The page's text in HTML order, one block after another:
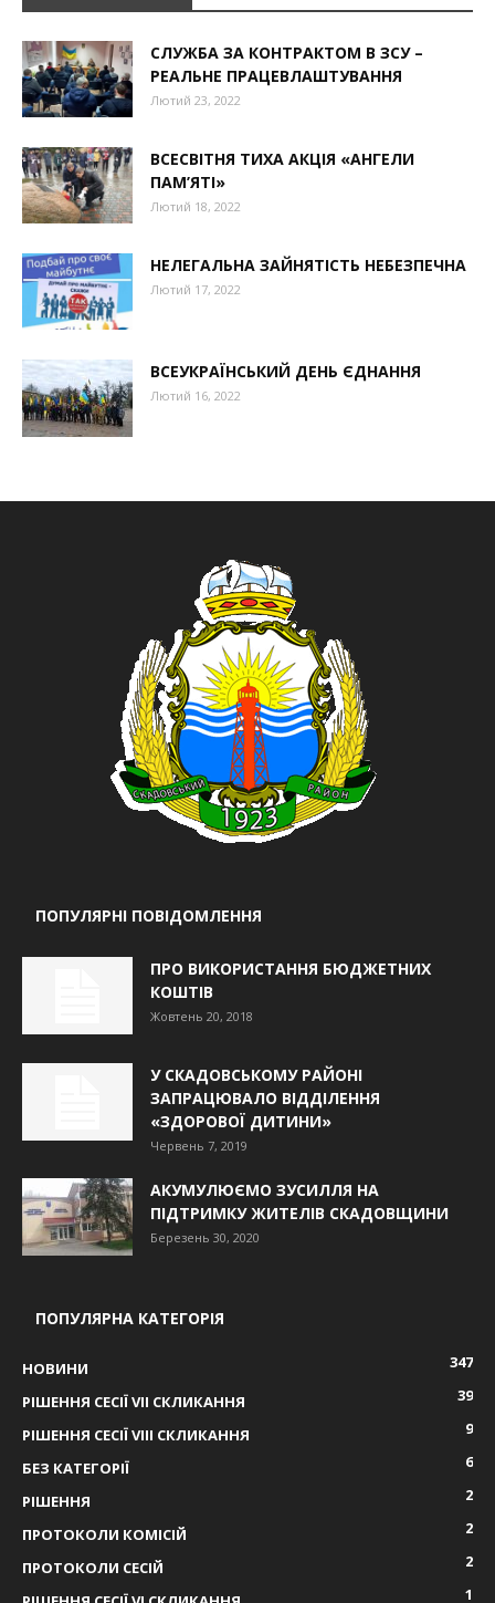
СЛУЖБА ЗА КОНТРАКТОМ В ЗСУ –
РЕАЛЬНЕ ПРАЦЕВЛАШТУВАННЯ
Лютий 23, 2022
ВСЕСВІТНЯ ТИХА АКЦІЯ «АНГЕЛИ
ПАМ’ЯТІ»
Лютий 18, 2022
НЕЛЕГАЛЬНА ЗАЙНЯТІСТЬ НЕБЕЗПЕЧНА
Лютий 17, 2022
ВСЕУКРАЇНСЬКИЙ ДЕНЬ ЄДНАННЯ
Лютий 16, 2022
ПОПУЛЯРНІ ПОВІДОМЛЕННЯ
ПРО ВИКОРИСТАННЯ БЮДЖЕТНИХ
КОШТІВ
Жовтень 20, 2018
У СКАДОВСЬКОМУ РАЙОНІ
ЗАПРАЦЮВАЛО ВІДДІЛЕННЯ
«ЗДОРОВОЇ ДИТИНИ»
Червень 7, 2019
АКУМУЛЮЄМО ЗУСИЛЛЯ НА
ПІДТРИМКУ ЖИТЕЛІВ СКАДОВЩИНИ
Березень 30, 2020
ПОПУЛЯРНА КАТЕГОРІЯ
НОВИНИ
347
РІШЕННЯ СЕСІЇ VIІ СКЛИКАННЯ
39
РІШЕННЯ СЕСІЇ VIІІ СКЛИКАННЯ
9
БЕЗ КАТЕГОРІЇ
6
РІШЕННЯ
2
ПРОТОКОЛИ КОМІСІЙ
2
ПРОТОКОЛИ СЕСІЙ
2
1